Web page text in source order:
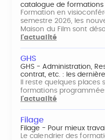
catalogue de formations
Formation en
semestre 2026, les
Maison du Film sont
l'actualité
GHS
GHS - Administration,
contrat, etc. : les
Il reste quelques places
formations
l'actualité
Filage
Filage - Pour mieux
Le calendrier des